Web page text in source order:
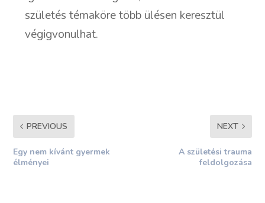
születés témaköre több ülésen keresztül
végigvonulhat.
PREVIOUS
Egy nem kívánt gyermek
élményei
NEXT
A születési trauma
feldolgozása